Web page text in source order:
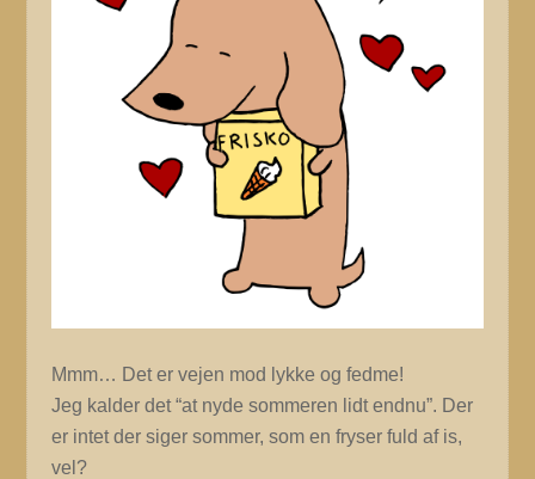
Mmm… Det er vejen mod lykke og fedme!
Jeg kalder det “at nyde sommeren lidt endnu”. Der
er intet der siger sommer, som en fryser fuld af is,
vel?